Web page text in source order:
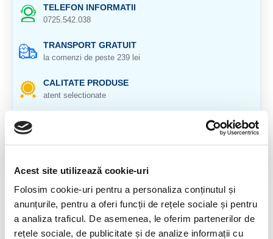
Acest site utilizează cookie-uri
Folosim cookie-uri pentru a personaliza conținutul și
anunțurile, pentru a oferi funcții de rețele sociale și pentru
a analiza traficul. De asemenea, le oferim partenerilor de
rețele sociale, de publicitate și de analize informații cu
TELEFON INFORMATII
0725.542.038
TRANSPORT GRATUIT
la comenzi de peste 239 lei
CALITATE PRODUSE
atent selectionate
pentru toate produsele
DESCRIERE PRODUS
Pandantiv morganit.